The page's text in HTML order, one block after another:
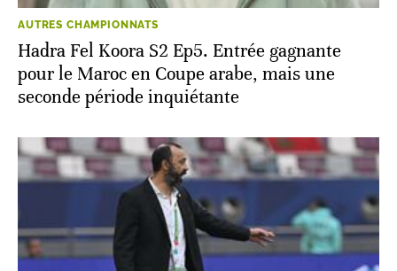
AUTRES CHAMPIONNATS
Hadra Fel Koora S2 Ep5. Entrée gagnante
pour le Maroc en Coupe arabe, mais une
seconde période inquiétante